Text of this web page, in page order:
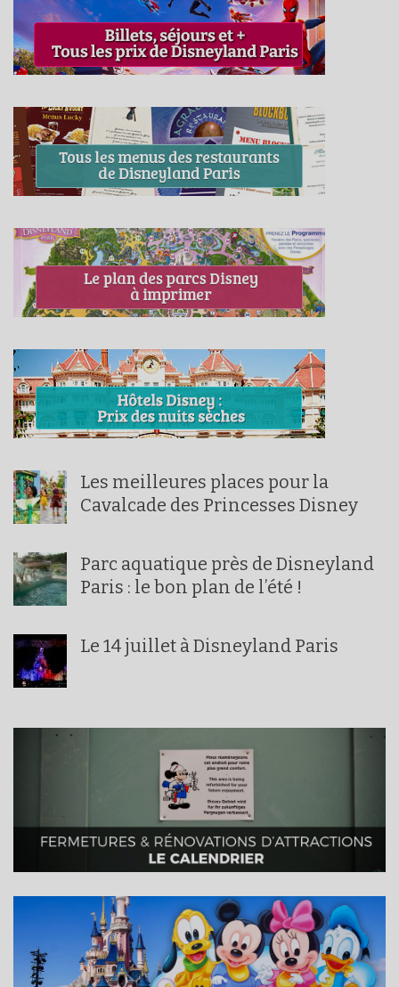
Les meilleures places pour la
Cavalcade des Princesses Disney
Parc aquatique près de Disneyland
Paris : le bon plan de l’été !
Le 14 juillet à Disneyland Paris